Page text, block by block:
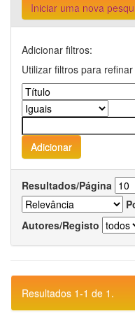
Iniciar uma nova
Adicionar filtros:
Utilizar filtros para
Resultados/Página
Autores/Registo
Resultados 1-1 de 1.